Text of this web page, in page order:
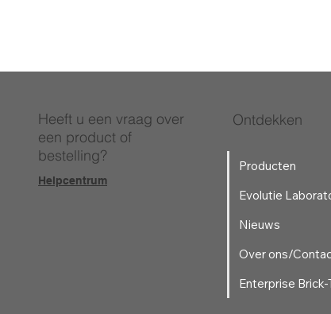
Heeft u een vraag over
een product of
bestelling?
Helpcentrum
Ontdekken
Producten
Evolutie
Nieuws
Over ons/
Enterprise